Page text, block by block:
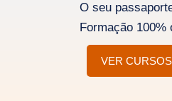
O seu
Formação 100%
VER CURSOS